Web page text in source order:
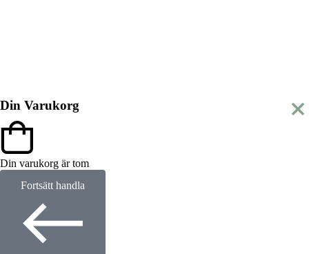
Din Varukorg
Din varukorg är tom
Fortsätt handla